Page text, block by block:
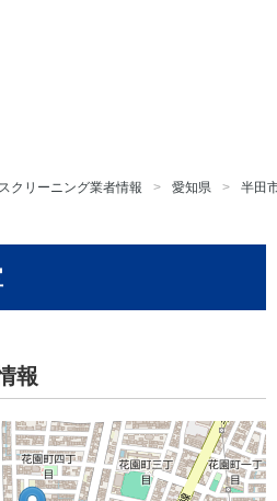
クリーニング業者情報 愛知県 半田
報